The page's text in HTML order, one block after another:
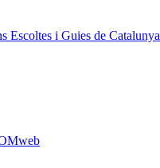
Escoltes i Guies de Catalunya